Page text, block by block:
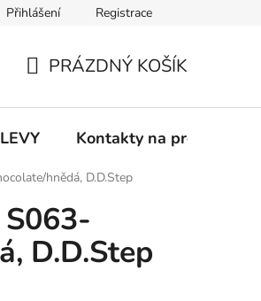
k on-line platbám Odstoupení od
Přihlášení Registrace
KOŠÍK
PRÁZDNÝ KOŠÍK
Kontakty na prodejny
hnědá, D.D.Step
D.D.Step